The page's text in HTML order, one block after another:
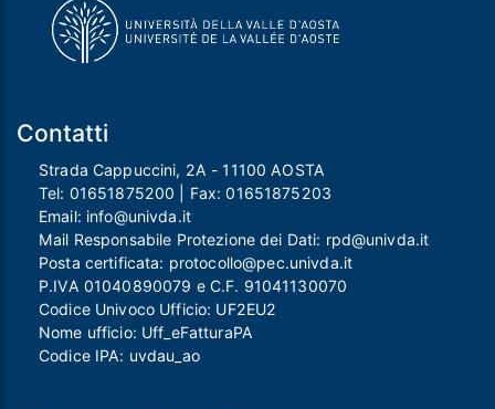
Contatti
Strada Cappuccini, 2A - 11100 AOSTA
Tel: 01651875200 | Fax:01651875203
Email: info@univda.it
Mail Responsabile Protezione dei Dati: rpd@univda.it
Posta certificata: protocollo@pec.univda.it
P.IVA 01040890079 e C.F. 91041130070
Codice Univoco Ufficio: UF2EU2
Nome ufficio: Uff_eFatturaPA
Codice IPA: uvdau_ao